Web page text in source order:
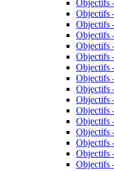
Objectifs
Objectifs
Objectifs
Objectifs
Objectifs
Objectifs
Objectifs
Objectifs
Objectifs
Objectifs
Objectifs
Objectifs
Objectifs
Objectifs
Objectifs
Objectifs